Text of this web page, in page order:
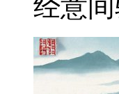
经意